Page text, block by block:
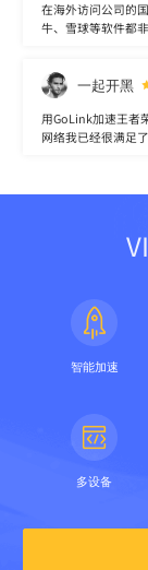
在海外访问公司的
牛、雪球等软件都
一起开黑
用GoLink加速王者
网络我已经很满足
智能加速
多设备